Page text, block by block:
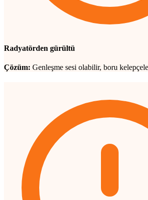
Radyatörden gürültü
Çözüm: Genleşme sesi olabilir, boru